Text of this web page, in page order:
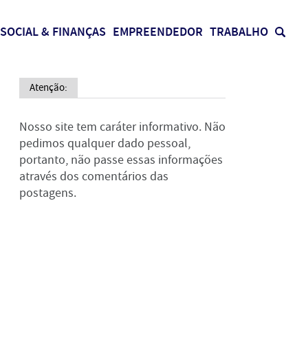
SOCIAL & FINANÇAS EMPREENDEDOR TRABALHO
Atenção:
Nosso site tem caráter informativo. Não
pedimos qualquer dado pessoal,
portanto, não passe essas informações
através dos comentários das
postagens.